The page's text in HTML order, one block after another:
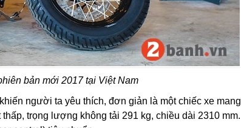
bản mới 2017 tại Việt Nam
người ta yêu thích, đơn giản là một chiếc xe mang
trọng lượng không tải 291 kg, chiều dài 2310 mm.